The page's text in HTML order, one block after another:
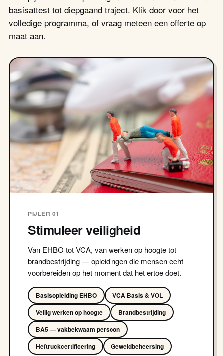
basisattest tot diepgaand traject. Klik door voor het
volledige programma, of vraag meteen een offerte op
maat aan.
PIJLER 01
Stimuleer veiligheid
Van EHBO tot VCA, van werken op hoogte tot
brandbestrijding — opleidingen die mensen echt
voorbereiden op het moment dat het ertoe doet.
Basisopleiding EHBO
VCA Basis & VOL
Veilig werken op hoogte
Brandbestrijding
BA5 — vakbekwaam persoon
Heftruckcertificering
Geweldbeheersing